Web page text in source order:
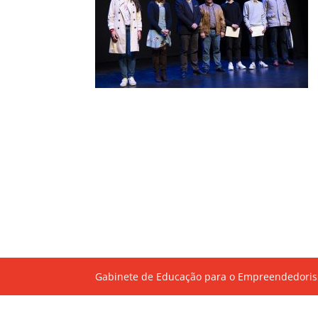
Gabinete de Educação para o